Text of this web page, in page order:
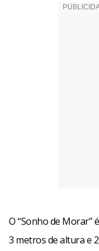
O “Sonho de Morar”
3 metros de altura e